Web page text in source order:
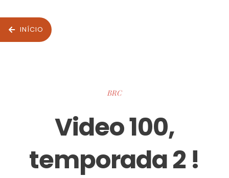
INÍCIO
BRC
Video 100,
temporada 2 !